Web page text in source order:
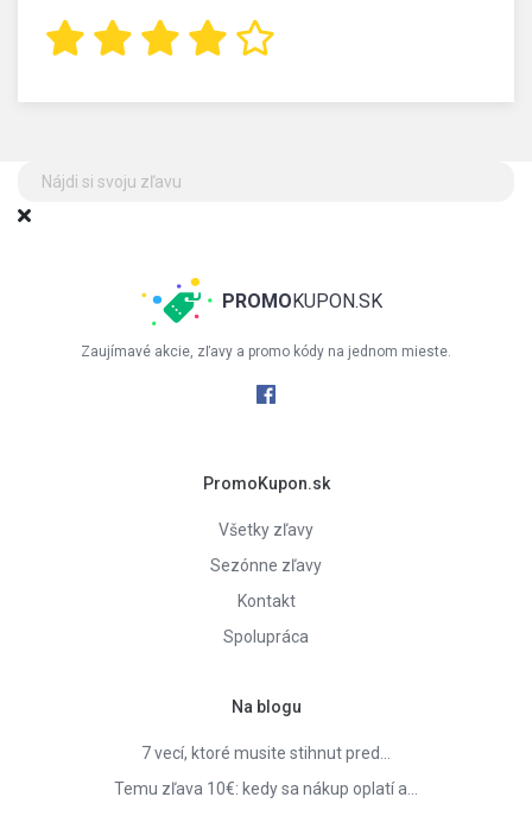
PROMO KUPON.SK
Zaujímavé akcie, zľavy a promo kódy na jednom mieste.
PromoKupon.sk
Všetky zľavy
Sezónne zľavy
Kontakt
Spolupráca
Na blogu
7 vecí, ktoré musite stihnut pred…
Temu zľava 10€: kedy sa nákup oplatí a…